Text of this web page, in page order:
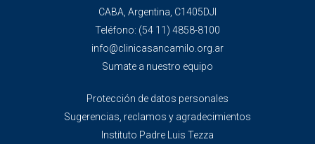
CABA, Argentina, C1405DJI
Teléfono: (54 11) 4858-8100
info@clinicasancamilo.org.ar
Sumate a nuestro equipo
Protección de datos personales
Sugerencias, reclamos y agradecimientos
Instituto Padre Luis Tezza